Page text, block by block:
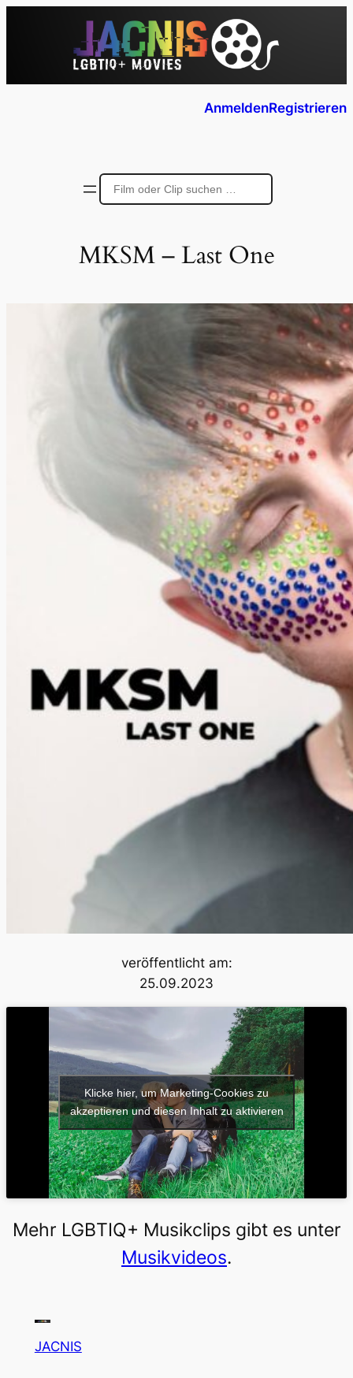
AnmeldenRegistrieren
MKSM – Last One
veröffentlicht am:
25.09.2023
Klicke hier, um Marketing-Cookies zu
akzeptieren und diesen Inhalt zu aktivieren
Mehr LGBTIQ+ Musikclips gibt es unter
Musikvideos.
JACNIS